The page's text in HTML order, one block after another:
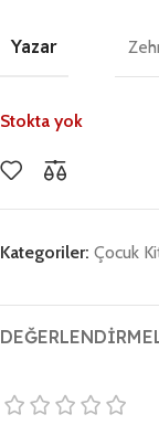
Yazar
Stokta yok
Kategoriler: Çocuk